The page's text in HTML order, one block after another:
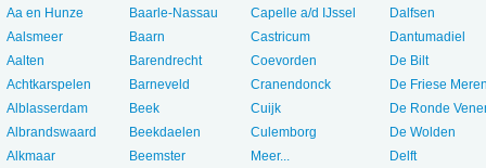
Aa en Hunze
Aalsmeer
Aalten
Achtkarspelen
Alblasserdam
Albrandswaard
Alkmaar
Baarle-Nassau
Baarn
Barendrecht
Barneveld
Beek
Beekdaelen
Beemster
Capelle a/d IJssel
Castricum
Coevorden
Cranendonck
Cuijk
Culemborg
Meer...
Dalfsen
Dantumadiel
De Bilt
De Friese
De Ronde
De Wolden
Delft